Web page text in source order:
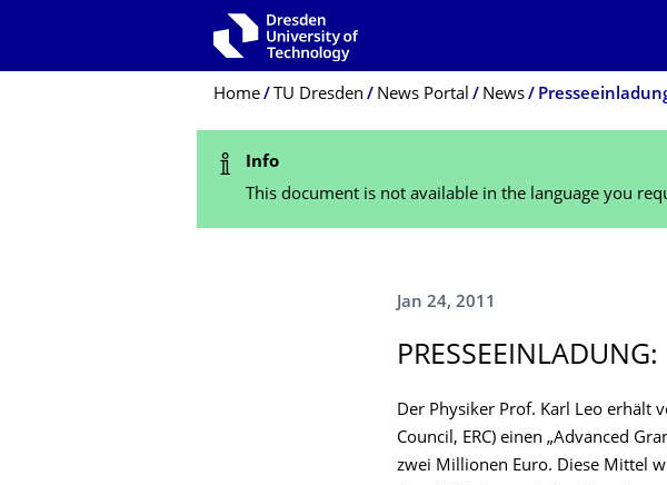
Breadcrumb Menu
Home TU Dresden News Portal News
Status Message
Info
This document is not available in the language you
Jan 24, 2011
Der Physiker Prof. Karl Leo erhält
Council, ERC) einen „Advanced
zwei Millionen Euro. Diese Mittel